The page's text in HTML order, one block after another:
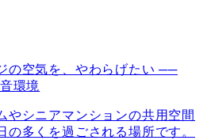
の空気を、やわらげたい ──
環境
やシニアマンションの共用空間
の多くを過ごされる場所です。